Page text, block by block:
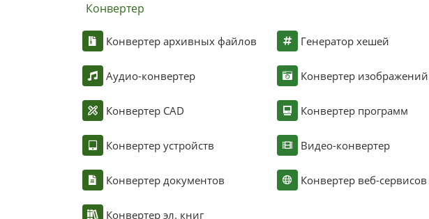
Конвертер
Конвертер архивных файлов
Аудио-конвертер
Конвертер CAD
Конвертер устройств
Конвертер документов
Конвертер эл. книг
Генератор хешей
Конвертер изображений
Конвертер программ
Видео-конвертер
Конвертер веб-сервисов